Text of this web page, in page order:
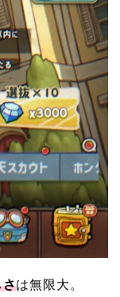
さは無限大。